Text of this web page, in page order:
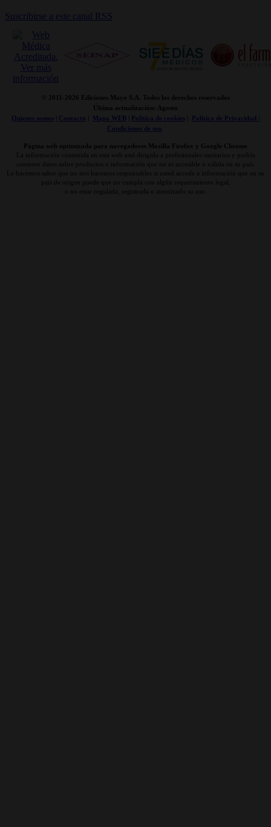
Suscribirse a este canal RSS
© 2011- 2026 Ediciones Mayo S.A. Todos los derechos reservados
Última actualización: Agosto
Quienes somos| Contacto Mapa WEB| Politica de cookies|
Politica de Privacidad /
Condiciones de uso
Página web optimizada para navegadores Mozilla Firefox y Google Chrome
La información contenida en esta web está dirigida a profesionales sanitarios y podría
contener datos sobre productos o información que no es accesible o válida en su país.
Le hacemos saber que no nos hacemos responsables si usted accede a información que en su
país de origen puede que no cumpla con algún requerimiento legal,
o no estar regulada, registrada o autorizado su uso.